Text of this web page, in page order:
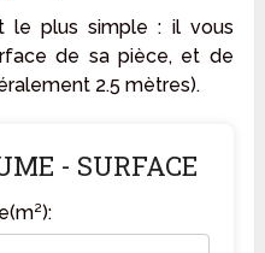
le plus simple : il vous
de sa pièce, et de
2.5 mètres).
- SURFACE